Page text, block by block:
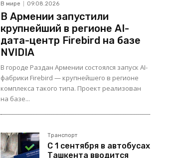
В мире 09.08.2026
В Армении запустили
крупнейший в регионе AI-
дата-центр Firebird на базе
NVIDIA
В городе Раздан Армении состоялся запуск AI-
фабрики Firebird — крупнейшего в регионе
комплекса такого типа. Проект реализован
на базе...
Транспорт
С 1 сентября в автобусах
Ташкента вводится